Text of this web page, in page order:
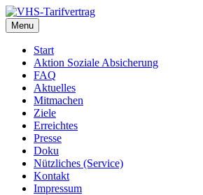
Zum
Inhalt
springen
Menu
Start
Aktion Soziale Absicherung
FAQ
Aktuelles
Mitmachen
Ziele
Erreichtes
Presse
Doku
Nützliches (Service)
Kontakt
Impressum